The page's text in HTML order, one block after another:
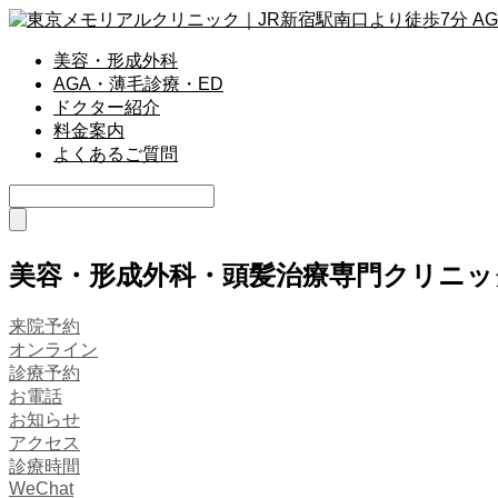
美容・形成外科
AGA・薄毛診療・ED
ドクター紹介
料金案内
よくあるご質問
美容・形成外科・頭髪治療専門クリニ
来院予約
オンライン
診療予約
お電話
お知らせ
アクセス
診療時間
WeChat